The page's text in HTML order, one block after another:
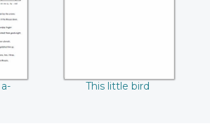
This little bird